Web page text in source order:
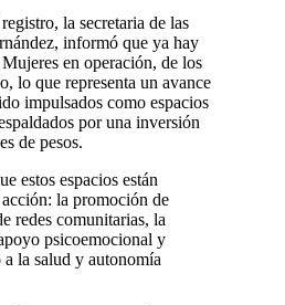
la secretaria de las
informó que ya hay
en operación, de los
lo que representa un avance
impulsados como espacios
por una inversión
de pesos.
estos espacios están
la promoción de
redes comunitarias, la
psicoemocional y
la salud y autonomía